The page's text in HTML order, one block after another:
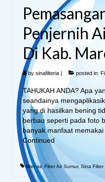
Penjernih
Di Kab.
by sinafilteria | posted in:
TAHUKAH ANDA? Apa
seandainya
yang di hasilkan bening
berbau seperti pada foto
banyak manfaat
Continued
filter air, Filter Air Sumur, Sina Filter